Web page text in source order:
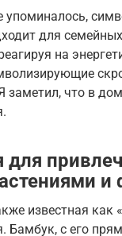
упоминалось,
для
на
заметил, что в
для
и
известная
Бамбук, с его